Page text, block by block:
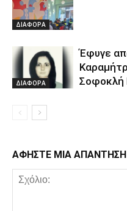
ΔΙΑΦΟΡΑ
ΔΙΑΦΟΡΑ
Έφυγε
Σοφοκλή
ΑΦΗΣΤΕ ΜΙΑ ΑΠΑΝΤΗΣΗ